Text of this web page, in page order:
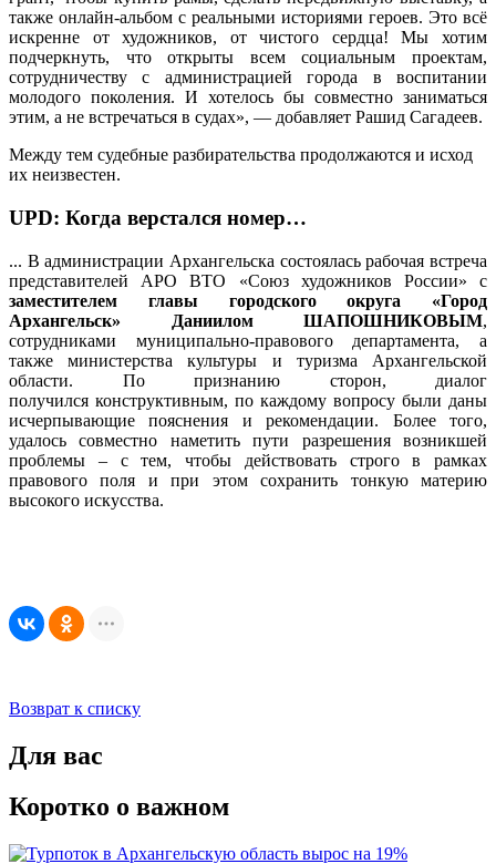
также онлайн-альбом с реальными историями героев. Это всё
искренне от художников, от чистого сердца! Мы хотим
подчеркнуть, что открыты всем социальным проектам,
сотрудничеству с администрацией города в воспитании
молодого поколения. И хотелось бы совместно заниматься
этим, а не встречаться в судах», — добавляет Рашид Сагадеев.
Между тем судебные разбирательства продолжаются и исход
их неизвестен.
UPD: Когда верстался номер…
... В администрации Архангельска состоялась рабочая встреча
представителей АРО ВТО «Союз художников России» с
заместителем главы городского округа «Город
Архангельск» Даниилом ШАПОШНИКОВЫМ,
сотрудниками муниципально-правового департамента, а
также министерства культуры и туризма Архангельской
области. По признанию сторон, диалог
получился конструктивным, по каждому вопросу были даны
исчерпывающие пояснения и рекомендации. Более того,
удалось совместно наметить пути разрешения возникшей
проблемы – с тем, чтобы действовать строго в рамках
правового поля и при этом сохранить тонкую материю
высокого искусства.
Возврат к списку
Для вас
Коротко о важном